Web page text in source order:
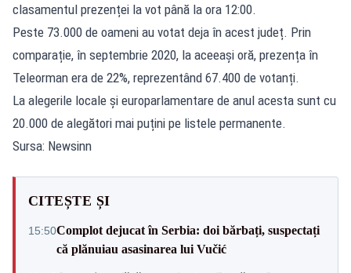
clasamentul prezenței la vot până la ora 12:00.
Peste 73.000 de oameni au votat deja în acest județ. Prin
comparație, în septembrie 2020, la aceeași oră, prezența în
Teleorman era de 22%, reprezentând 67.400 de votanți.
La alegerile locale și europarlamentare de anul acesta sunt cu
20.000 de alegători mai puțini pe listele permanente.
Sursa: Newsinn
CITEȘTE ȘI
15:50Complot dejucat în Serbia: doi bărbați, suspectați
că plănuiau asasinarea lui Vučić